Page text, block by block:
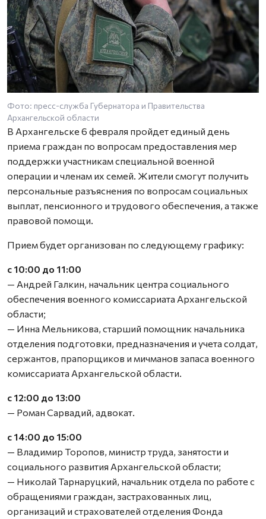
Фото: пресс-служба Губернатора и Правительства
Архангельской области
В Архангельске 6 февраля пройдет единый день
приема граждан по вопросам предоставления мер
поддержки участникам специальной военной
операции и членам их семей. Жители смогут получить
персональные разъяснения по вопросам социальных
выплат, пенсионного и трудового обеспечения, а также
правовой помощи.
Прием будет организован по следующему графику:
с 10:00 до 11:00
— Андрей Галкин, начальник центра социального
обеспечения военного комиссариата Архангельской
области;
— Инна Мельникова, старший помощник начальника
отделения подготовки, предназначения и учета солдат,
сержантов, прапорщиков и мичманов запаса военного
комиссариата Архангельской области.
с 12:00 до 13:00
— Роман Сарвадий, адвокат.
с 14:00 до 15:00
— Владимир Торопов, министр труда, занятости и
социального развития Архангельской области;
— Николай Тарнаруцкий, начальник отдела по работе с
обращениями граждан, застрахованных лиц,
организаций и страхователей отделения Фонда